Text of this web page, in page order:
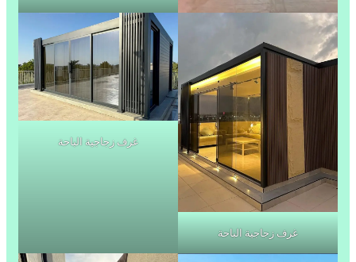
غرف زجاجية الباحة
غرف زجاجية الباحة